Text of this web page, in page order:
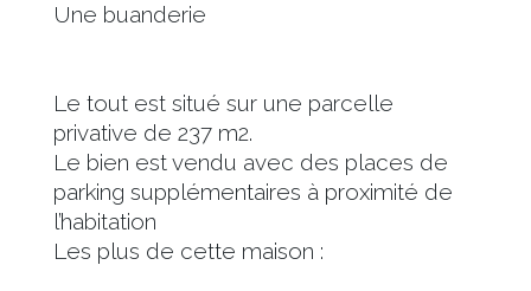
Une buanderie
Le tout est situé sur une parcelle
privative de 237 m2.
Le bien est vendu avec des places de
parking supplémentaires à proximité de
l’habitation
Les plus de cette maison :